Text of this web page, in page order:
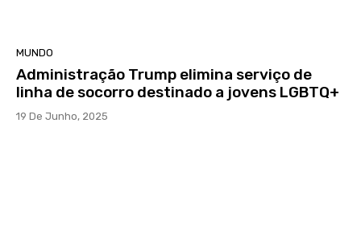
MUNDO
Administração Trump elimina serviço de
linha de socorro destinado a jovens LGBTQ+
19 De Junho, 2025